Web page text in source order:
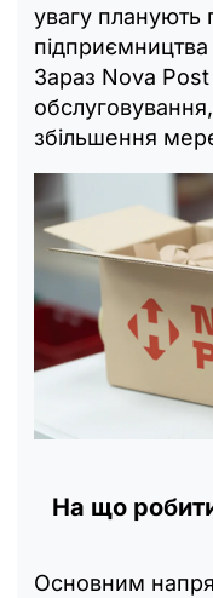
увагу планують
підприємництва
Зараз Nova
збільшення
На що
Основним